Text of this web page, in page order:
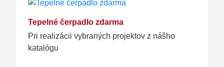
Tepelné čerpadlo zdarma
Pri realizácii vybraných projektov z nášho
katalógu